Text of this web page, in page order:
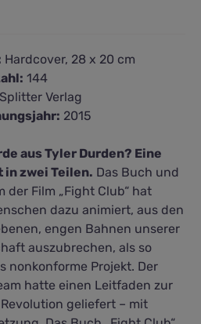
Hardcover, 28 x 20 cm
144
Splitter Verlag
2015
aus Tyler Durden? Eine
in zwei Teilen. Das Buch und
der Film „Fight Club“ hat
dazu animiert, aus den
engen Bahnen unserer
auszubrechen, als so
nonkonforme Projekt. Der
hatte einen Leitfaden zur
geliefert – mit